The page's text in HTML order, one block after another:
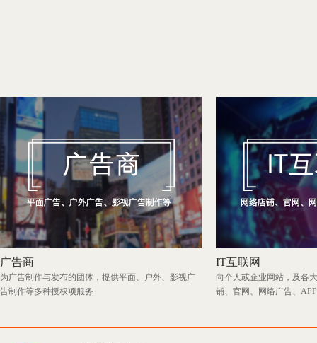
广告商
为广告制作与发布的团体，提供平面、户外、影视广
告制作等多种授权项服务
IT互联网
向个人或企业网站，及各
铺、官网、网络广告、